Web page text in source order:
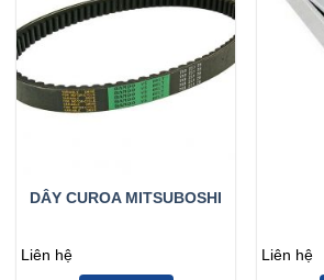
DÂY CUROA MITSUBOSHI
Liên hệ Liên hệ